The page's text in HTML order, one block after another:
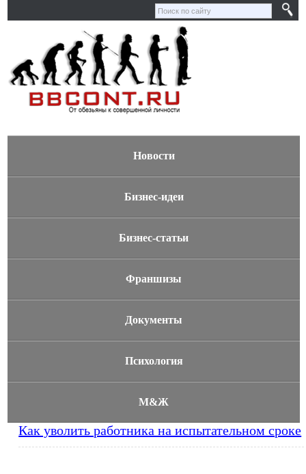
Новости
Бизнес-идеи
Бизнес-статьи
Франшизы
Документы
Психология
М&Ж
Как уволить работника на испытательном сроке